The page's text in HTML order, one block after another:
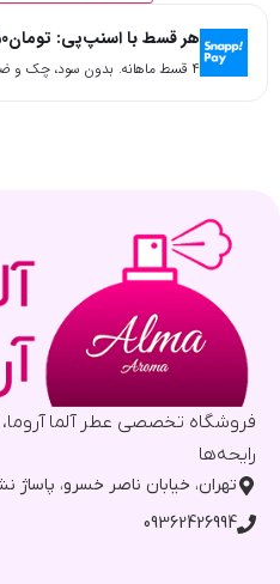
هر قسط با اسنپ‌پی: تومان
۴ قسط ماهانه. بدون سود، چک و ضامن.
فروشگاه تخصصی عطر آلما
رایحه‌ها
تهران، خیابان ناصر خسرو، پاساژ نشاط
09362426994